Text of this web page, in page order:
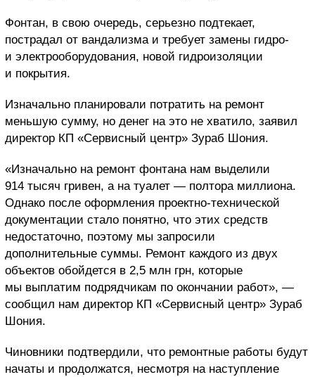
Фонтан, в свою очередь, серьезно подтекает,
пострадал от вандализма и требует замены гидро-
и электрооборудования, новой гидроизоляции
и покрытия.
Изначально планировали потратить на ремонт
меньшую сумму, но денег на это не хватило, заявил
директор КП «Сервисный центр» Зураб Шония.
«Изначально на ремонт фонтана нам выделили
914 тысяч гривен, а на туалет — полтора миллиона.
Однако после оформления проектно-технической
документации стало понятно, что этих средств
недостаточно, поэтому мы запросили
дополнительные суммы. Ремонт каждого из двух
объектов обойдется в 2,5 млн грн, которые
мы выплатим подрядчикам по окончании работ», —
сообщил нам директор КП «Сервисный центр» Зураб
Шония.
Чиновники подтвердили, что ремонтные работы будут
начаты и продолжатся, несмотря на наступление